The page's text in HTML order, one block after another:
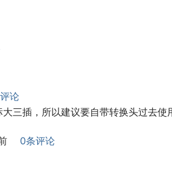
评论
三插，所以建议要自带转换头过去使
0条评论